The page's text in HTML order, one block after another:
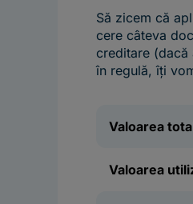
Să zicem că
cere câteva
creditare (dacă
în regulă, îți
Valoarea
Valoarea